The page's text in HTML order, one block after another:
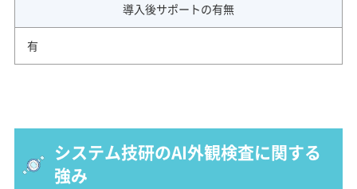
導入後サポートの有無
有
システム技研のAI外観検査に関する
強み